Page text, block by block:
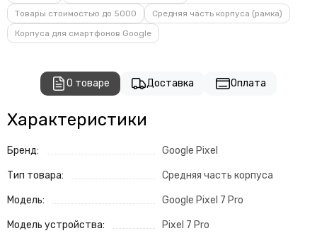
Товары стоимостью до 5000
Средняя часть корпуса (рамка)
Корпуса для смартфонов Google
О товаре Доставка Оплата
Характеристики
Бренд: Google Pixel
Тип товара: Средняя часть корпуса
Модель: Google Pixel 7 Pro
Модель устройства: Pixel 7 Pro